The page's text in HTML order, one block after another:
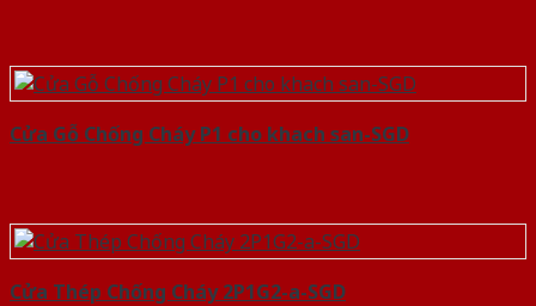
Cửa Gỗ Chống Cháy P1 cho khach san-SGD
Cửa Thép Chống Cháy 2P1G2-a-SGD